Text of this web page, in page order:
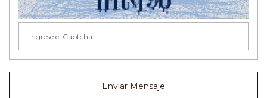
Enviar Mensaje